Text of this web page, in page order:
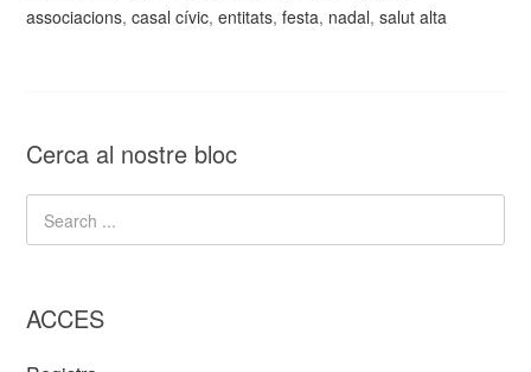
associacions,casal cívic,entitats,festa, nadal,salut alta
Cerca al nostre bloc
ACCES